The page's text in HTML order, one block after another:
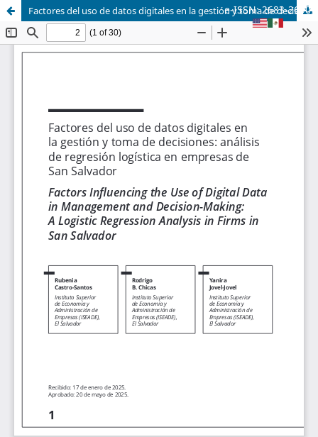
Factores del uso de datos digitales en la gestión y toma de decisiones: análisis de regresión logística en empresas de San Salvador
e-ISSN: 2683-2690